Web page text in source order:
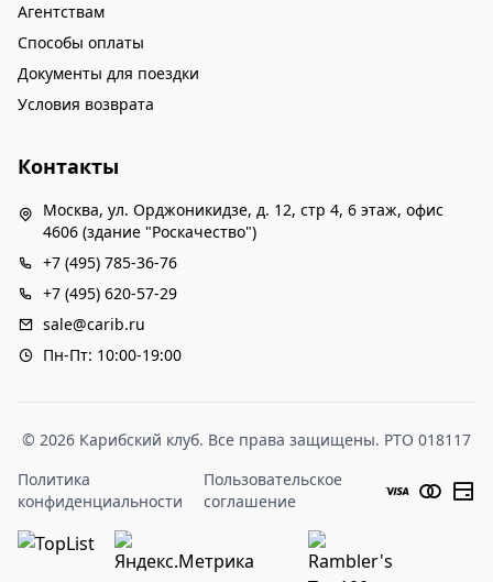
Агентствам
Способы оплаты
Документы для поездки
Условия возврата
Контакты
Москва, ул. Орджоникидзе, д. 12, стр 4, 6 этаж, офис
4606 (здание "Роскачество")
+7 (495) 785-36-76
+7 (495) 620-57-29
sale@carib.ru
Пн-Пт: 10:00-19:00
© 2026 Карибский клуб. Все права защищены. РТО 018117
Политика
конфиденциальности
Пользовательское
соглашение